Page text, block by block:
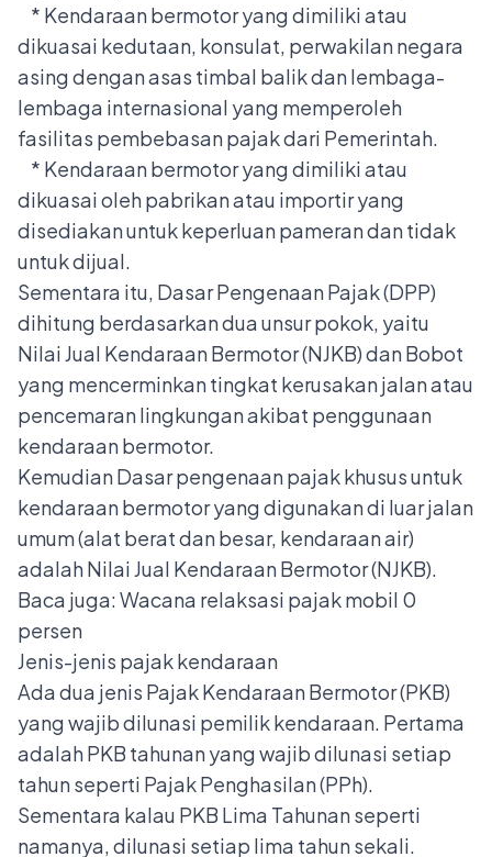
* Kendaraan bermotor yang dimiliki atau
dikuasai kedutaan, konsulat, perwakilan negara
asing dengan asas timbal balik dan lembaga-
lembaga internasional yang memperoleh
fasilitas pembebasan pajak dari Pemerintah.
* Kendaraan bermotor yang dimiliki atau
dikuasai oleh pabrikan atau importir yang
disediakan untuk keperluan pameran dan tidak
untuk dijual.
Sementara itu, Dasar Pengenaan Pajak (DPP)
dihitung berdasarkan dua unsur pokok, yaitu
Nilai Jual Kendaraan Bermotor (NJKB) dan Bobot
yang mencerminkan tingkat kerusakan jalan atau
pencemaran lingkungan akibat penggunaan
kendaraan bermotor.
Kemudian Dasar pengenaan pajak khusus untuk
kendaraan bermotor yang digunakan di luar jalan
umum (alat berat dan besar, kendaraan air)
adalah Nilai Jual Kendaraan Bermotor (NJKB).
Baca juga: Wacana relaksasi pajak mobil 0
persen
Jenis-jenis pajak kendaraan
Ada dua jenis Pajak Kendaraan Bermotor (PKB)
yang wajib dilunasi pemilik kendaraan. Pertama
adalah PKB tahunan yang wajib dilunasi setiap
tahun seperti Pajak Penghasilan (PPh).
Sementara kalau PKB Lima Tahunan seperti
namanya, dilunasi setiap lima tahun sekali.